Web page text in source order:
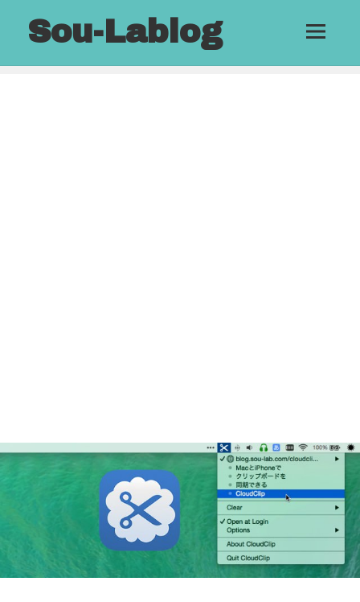
Sou-Lablog
ーとウ